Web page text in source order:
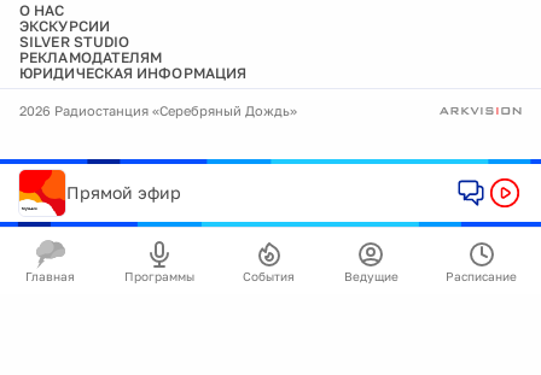
О НАС
ЭКСКУРСИИ
SILVER STUDIO
РЕКЛАМОДАТЕЛЯМ
ЮРИДИЧЕСКАЯ ИНФОРМАЦИЯ
2026 Радиостанция «Серебряный Дождь»
Прямой эфир
Главная Программы События Ведущие Расписание